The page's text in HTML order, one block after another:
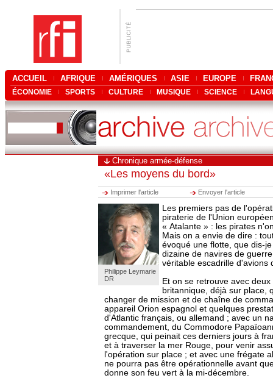
ACCUEIL AFRIQUE AMÉRIQUES ASIE EUROPE
ÉCONOMIE SPORTS CULTURE MUSIQUE SCIENCE
Chronique armée-défense
«Les moyens du bord»
Imprimer l'article Envoyer l'article
Philippe Leymarie
DR
Les premiers pas de
piraterie de l'Union
« Atalante » : les pirates
Mais on a envie de dire :
évoqué une flotte, que dis-
dizaine de navires de
véritable escadrille d'avions
Et on se retrouve avec
britannique, déjà sur place,
changer de mission et de chaîne de
appareil Orion espagnol et quelques
d'Atlantic français, ou allemand ; avec un
commandement, du Commodore
grecque, qui peinait ces derniers jours à
et à traverser la mer Rouge, pour venir
l'opération sur place ; et avec une frégate
ne pourra pas être opérationnelle avant
donne son feu vert à la mi-décembre.